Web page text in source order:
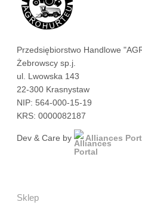
Przedsiębiorstwo Handlowe
Żebrowscy sp.j.
ul. Lwowska 143
22-300 Krasnystaw
NIP: 564-000-15-19
KRS: 0000082187
Dev & Care by Alliances
Sklep